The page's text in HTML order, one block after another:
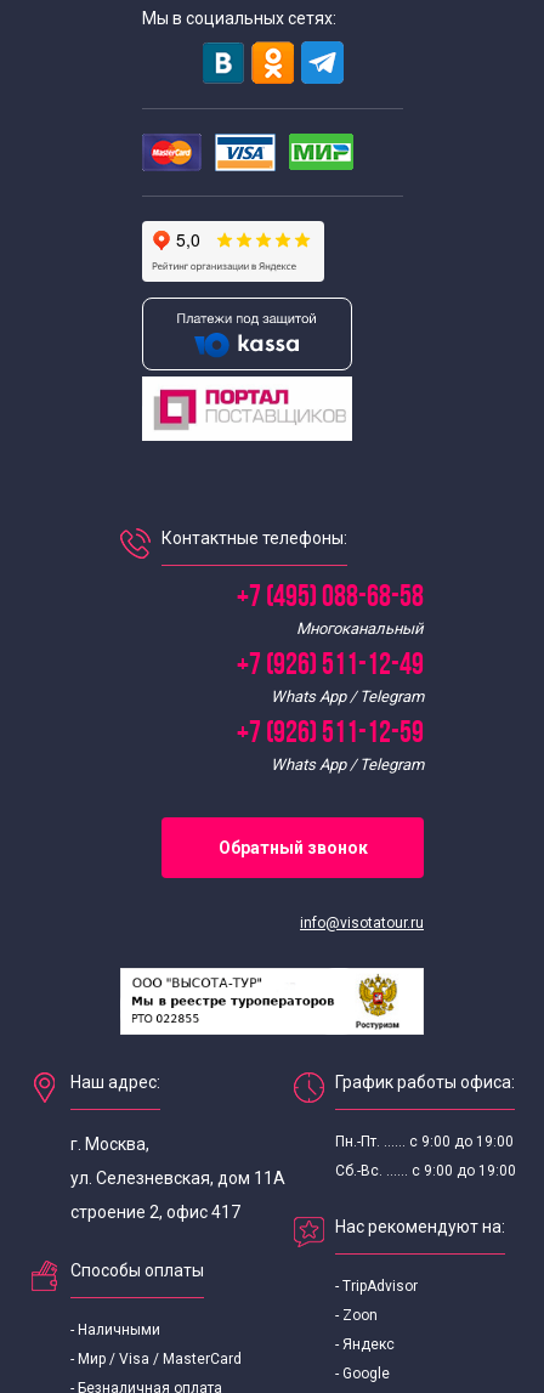
Арабский язык
Вьетнамский язык
Греческий язык
Датский язык
Иврит
Сербо–хорватском язык
Турецкий язык
Финский язык
Шведский язык
Японский язык
Мы в социальных сетях:
Контактные телефоны:
+7 (495) 088-68-58
Многоканальный
+7 (926) 511-12-49
Whats App / Telegram
+7 (926) 511-12-59
Whats App / Telegram
Обратный звонок
info@visotatour.ru
Наш адрес:
г. Москва,
ул. Селезневская, дом 11А
строение 2, офис 417
Способы оплаты
- Наличными
- Мир / Visa / MasterCard
- Безналичная оплата
График работы офиса:
Пн.-Пт. ...... с 9:00 до 19:00
Сб.-Вс. ...... с 9:00 до 19:00
Нас рекомендуют на:
- TripAdvisor
- Zoon
- Яндекс
- Google